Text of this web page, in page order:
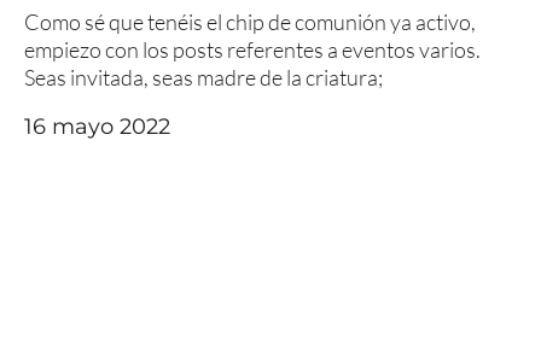
Como sé que tenéis el chip de comunión ya activo,
empiezo con los posts referentes a eventos varios.
Seas invitada, seas madre de la criatura;
16 mayo 2022